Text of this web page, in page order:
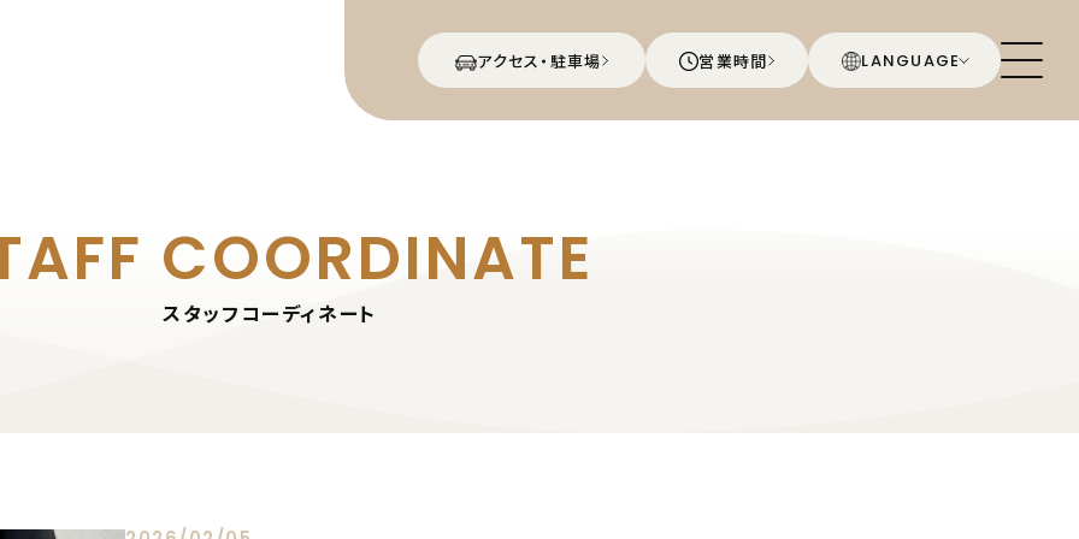
アクセス・駐車場 営業時間 LANGUAGE
COORDINATE
スタッフコーディネート